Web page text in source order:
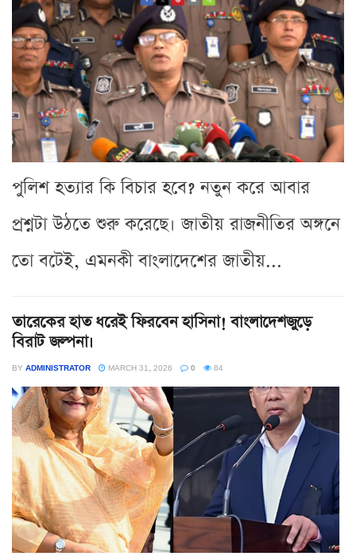
পুলিশ হত্যার কি বিচার হবে? নতুন করে আবার
প্রশ্নটা উঠতে শুরু করেছে। জাতীয় রাজনীতির অঙ্গনে
তো বটেই, এমনকী বাংলাদেশের জাতীয়...
তারেকের হাত ধরেই ফিরবেন হাসিনা! বাংলাদেশজুড়ে
বিরাট জল্পনা।
BY ADMINISTRATOR MARCH 31, 2026 0 84